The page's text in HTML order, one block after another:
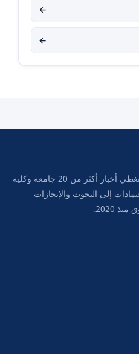
←
←
بوابة الأخبار الأكاديمية العراقية — نغطي أخبار أكثر من 20 جامعة وكلية
إلى البحوث والإنجازات
2020.